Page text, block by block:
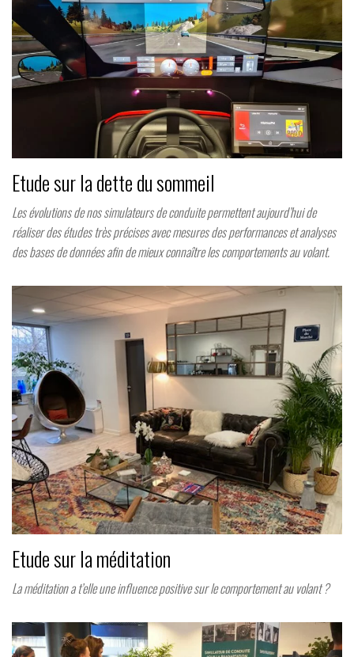
Etude sur la dette du sommeil
Les évolutions de nos simulateurs de conduite permettent aujourd’hui de
réaliser des études très précises avec mesures des performances et analyses
des bases de données afin de mieux connaître les comportements au volant.
Etude sur la méditation
La méditation a t’elle une influence positive sur le comportement au volant ?